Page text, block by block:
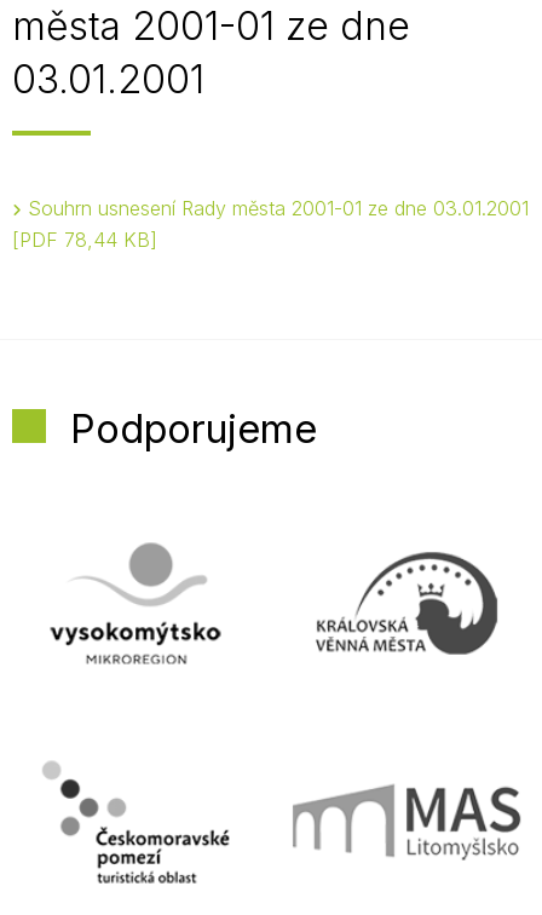
města 2001-01 ze dne
03.01.2001
Souhrn usnesení Rady města 2001-01 ze dne 03.01.2001
PDF 78,44 KB
Podporujeme